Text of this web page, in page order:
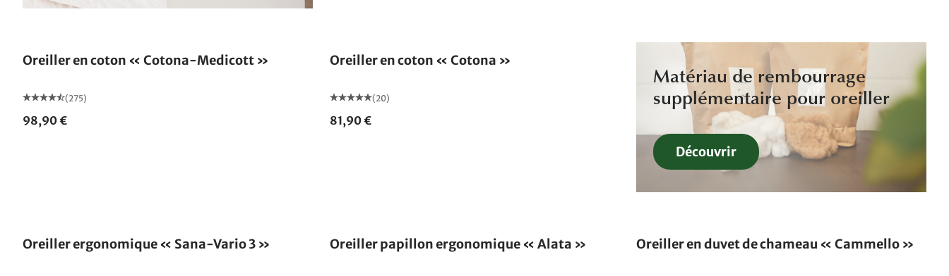
Oreiller en coton « Cotona-Medicott »
(275)
98,90 €
Oreiller en coton « Cotona »
(20)
81,90 €
Matériau de rembourrage
supplémentaire pour oreiller
Découvrir
Oreiller ergonomique « Sana-Vario 3 » Oreiller papillon ergonomique « Alata » Oreiller en duvet de chameau « Cammello »